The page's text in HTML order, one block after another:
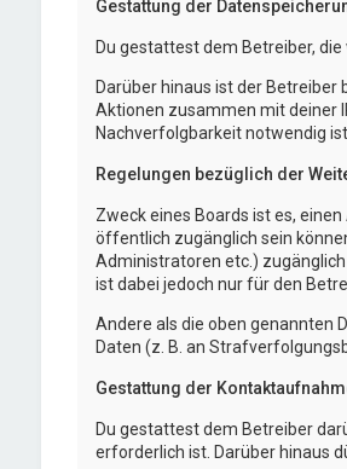
Gestattung der
Du gestattest dem Betreiber,
Darüber hinaus ist der
Aktionen zusammen mit deiner
Nachverfolgbarkeit notwendig ist.
Regelungen bezüglich der
Zweck eines Boards ist es,
öffentlich zugänglich sein
Administratoren etc.)
ist dabei jedoch nur für den
Andere als die oben genannten
Daten (z. B. an
Gestattung der
Du gestattest dem Betreiber
erforderlich ist. Darüber hinaus